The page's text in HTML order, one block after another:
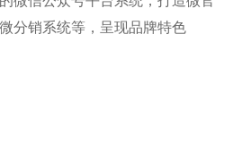
分销系统等，呈现品牌特色